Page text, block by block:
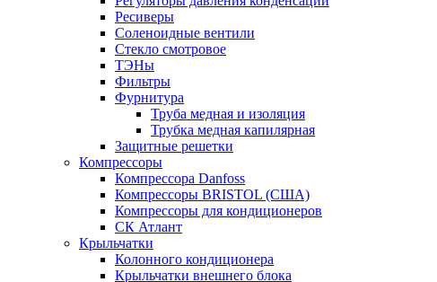
Ресиверы
Соленоидные вентили
Стекло смотровое
ТЭНы
Фильтры
Фурнитура
Труба медная и изоляция
Трубка медная капилярная
Защитные решетки
Компрессоры
Компрессора Danfoss
Компрессоры BRISTOL (США)
Компрессоры для кондиционеров
СК Атлант
Крыльчатки
Колонного кондиционера
Крыльчатки внешнего блока